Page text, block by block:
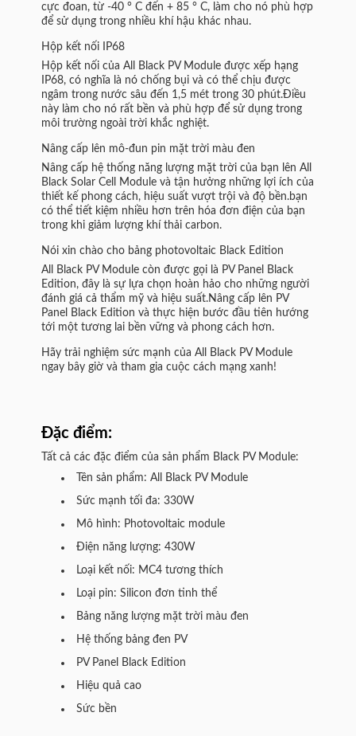
cực đoan, từ -40 ° C đến + 85 ° C, làm cho nó phù hợp
để sử dụng trong nhiều khí hậu khác nhau.
Hộp kết nối IP68
Hộp kết nối của All Black PV Module được xếp hạng
IP68, có nghĩa là nó chống bụi và có thể chịu được
ngâm trong nước sâu đến 1,5 mét trong 30 phút.Điều
này làm cho nó rất bền và phù hợp để sử dụng trong
môi trường ngoài trời khắc nghiệt.
Nâng cấp lên mô-đun pin mặt trời màu đen
Nâng cấp hệ thống năng lượng mặt trời của bạn lên All
Black Solar Cell Module và tận hưởng những lợi ích của
thiết kế phong cách, hiệu suất vượt trội và độ bền.bạn
có thể tiết kiệm nhiều hơn trên hóa đơn điện của bạn
trong khi giảm lượng khí thải carbon.
Nói xin chào cho bảng photovoltaic Black Edition
All Black PV Module còn được gọi là PV Panel Black
Edition, đây là sự lựa chọn hoàn hảo cho những người
đánh giá cả thẩm mỹ và hiệu suất.Nâng cấp lên PV
Panel Black Edition và thực hiện bước đầu tiên hướng
tới một tương lai bền vững và phong cách hơn.
Hãy trải nghiệm sức mạnh của All Black PV Module
ngay bây giờ và tham gia cuộc cách mạng xanh!
Đặc điểm:
Tất cả các đặc điểm của sản phẩm Black PV Module:
Tên sản phẩm: All Black PV Module
Sức mạnh tối đa: 330W
Mô hình: Photovoltaic module
Điện năng lượng: 430W
Loại kết nối: MC4 tương thích
Loại pin: Silicon đơn tinh thể
Bảng năng lượng mặt trời màu đen
Hệ thống bảng đen PV
PV Panel Black Edition
Hiệu quả cao
Sức bền